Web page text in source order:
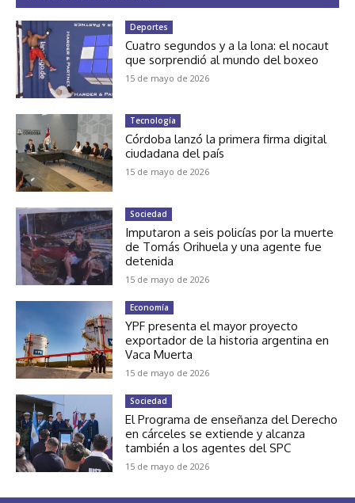
Deportes
Cuatro segundos y a la lona: el nocaut
que sorprendió al mundo del boxeo
15 de mayo de 2026
Tecnología
Córdoba lanzó la primera firma digital
ciudadana del país
15 de mayo de 2026
Sociedad
Imputaron a seis policías por la muerte
de Tomás Orihuela y una agente fue
detenida
15 de mayo de 2026
Economía
YPF presenta el mayor proyecto
exportador de la historia argentina en
Vaca Muerta
15 de mayo de 2026
Sociedad
El Programa de enseñanza del Derecho
en cárceles se extiende y alcanza
también a los agentes del SPC
15 de mayo de 2026